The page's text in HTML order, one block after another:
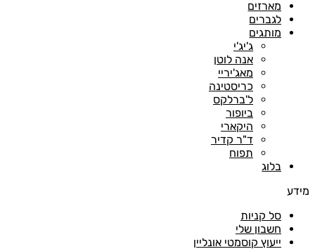
מארזים
לגברים
מותגים
ג'יג'י
אנה לוטן
מאג'יריי
כריסטינה
ל'ברלקס
ביופור
היקארי
ד"ר קדיר
תפוח
בלוג
מידע
סל קניות
חשבון שלי
ייעוץ קוסמטי אונליין